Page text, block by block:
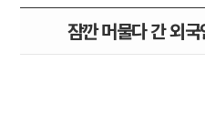
잠깐 머물다 간 외